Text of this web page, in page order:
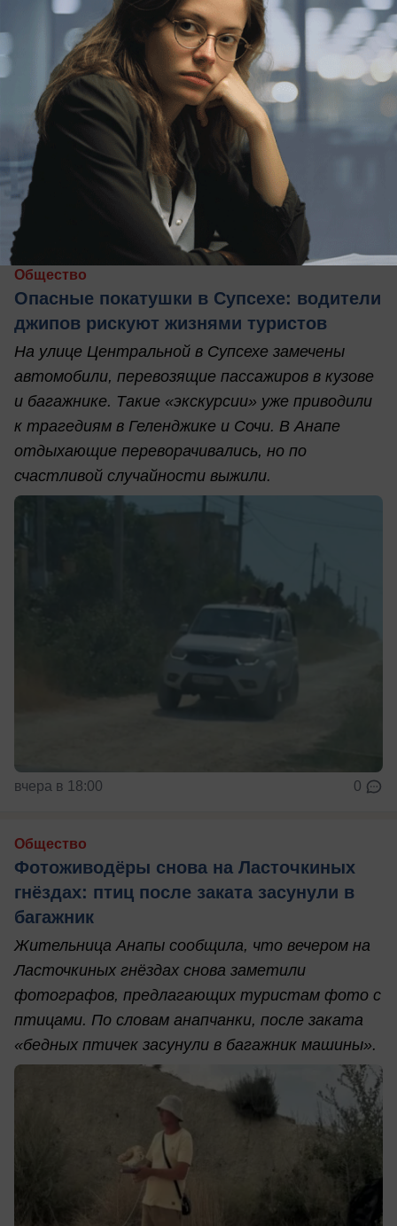
вчера в 18:00
Общество
Опасные покатушки в Супсехе: водители
джипов рискуют жизнями туристов
На улице Центральной в Супсехе замечены
автомобили, перевозящие пассажиров в кузове
и багажнике. Такие «экскурсии» уже приводили
к трагедиям в Геленджике и Сочи. В Анапе
отдыхающие переворачивались, но по
счастливой случайности выжили.
вчера в 18:00 0
Общество
Фотоживодёры снова на Ласточкиных
гнёздах: птиц после заката засунули в
багажник
Жительница Анапы сообщила, что вечером на
Ласточкиных гнёздах снова заметили
фотографов, предлагающих туристам фото с
птицами. По словам анапчанки, после заката
«бедных птичек засунули в багажник машины».